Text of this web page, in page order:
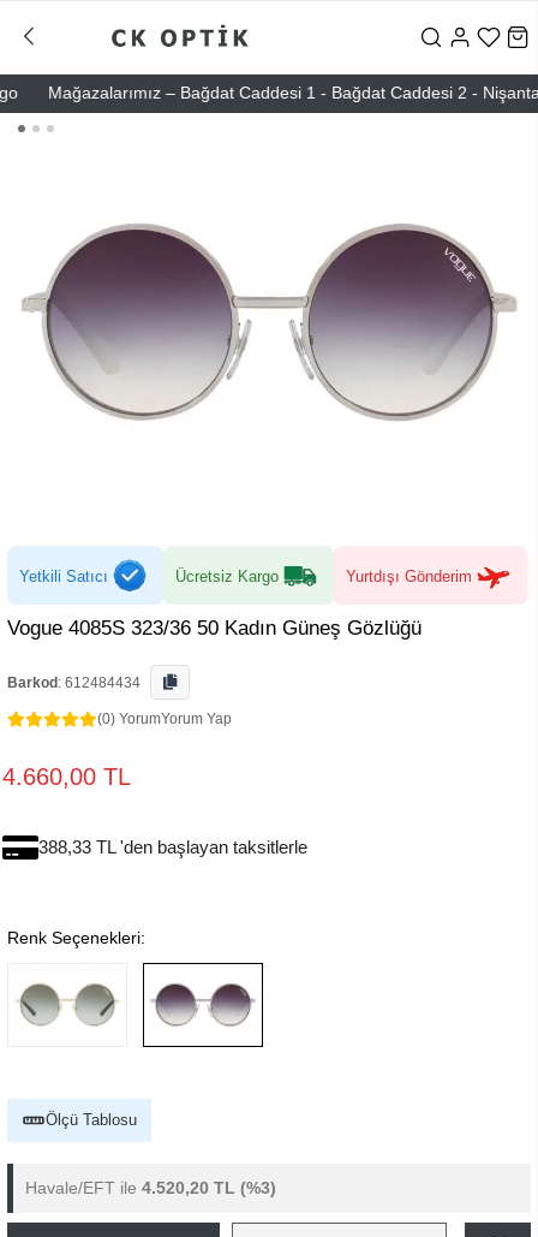
Mağazalarımız – Bağdat Caddesi 1 - Bağdat Caddesi 2 - Nişantaşı
Yetkili Satıcı Ücretsiz Kargo Yurtdışı Gönderim
Vogue 4085S 323/36 50 Kadın Güneş Gözlüğü
Barkod : 612484434
(0) YorumYorum Yap
4.660,00 TL
388,33 TL 'den başlayan taksitlerle
Renk Seçenekleri:
Ölçü Tablosu
Havale/EFT ile 4.520,20 TL (%3)